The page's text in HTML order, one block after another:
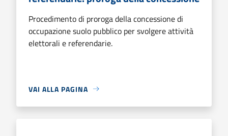
Procedimento di proroga della concessione di
occupazione suolo pubblico per svolgere attività
elettorali e referendarie.
VAI ALLA PAGINA